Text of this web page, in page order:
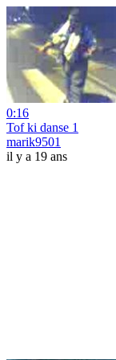
0:16
Tof ki danse 1
marik9501
il y a 19 ans